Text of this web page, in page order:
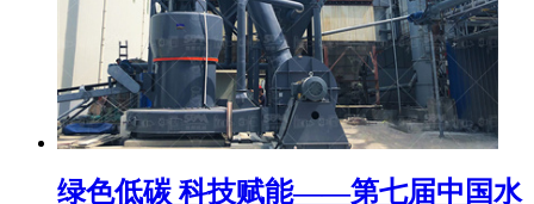
绿色低碳 科技赋能——第七届中国水